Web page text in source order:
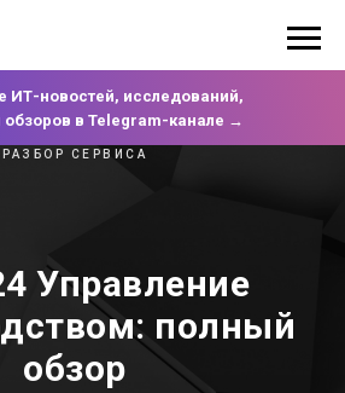
ИТ-новостей, исследований,
обзоров в Telegram-канале →
РАЗБОР СЕРВИСА
Управление
полный
обзор